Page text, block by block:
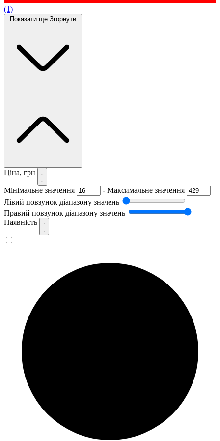
(1)
Показати ще Згорнути
Ціна, грн
Мінімальне значення - Максимальне значення
Лівий повзунок діапазону значень
Правий повзунок діапазону значень
Наявність